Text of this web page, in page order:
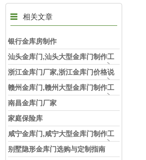
相关文章
银行金库房制作
汕头金库门,汕头大型金库门制作工
厂
浙江金库门厂家,浙江金库门价格说
明
赣州金库门,赣州大型金库门制作工
厂
南昌金库门厂家
家庭保险库
咸宁金库门,咸宁大型金库门制作工
厂
别墅隐形金库门选购与定制指南